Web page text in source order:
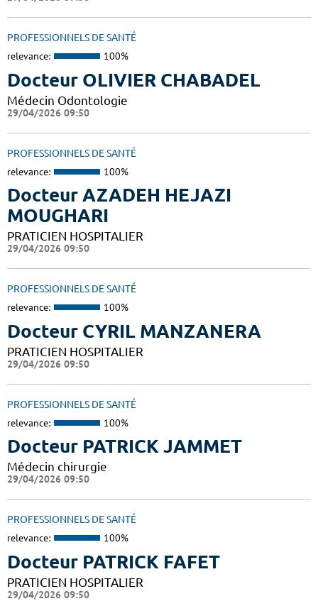
PROFESSIONNELS DE SANTÉ
relevance: 100%
Docteur OLIVIER CHABADEL
Médecin Odontologie
29/04/2026 09:50
PROFESSIONNELS DE SANTÉ
relevance: 100%
Docteur AZADEH HEJAZI
MOUGHARI
PRATICIEN HOSPITALIER
29/04/2026 09:50
PROFESSIONNELS DE SANTÉ
relevance: 100%
Docteur CYRIL MANZANERA
PRATICIEN HOSPITALIER
29/04/2026 09:50
PROFESSIONNELS DE SANTÉ
relevance: 100%
Docteur PATRICK JAMMET
Médecin chirurgie
29/04/2026 09:50
PROFESSIONNELS DE SANTÉ
relevance: 100%
Docteur PATRICK FAFET
PRATICIEN HOSPITALIER
29/04/2026 09:50